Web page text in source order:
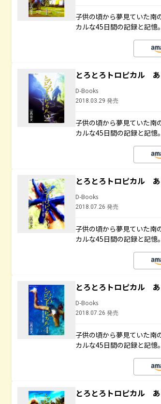
子供の頃から夢見ていた南
カルな45日間の記録と記憶。
とろとろトロピカル
D-Books
2018.03.29 発売
子供の頃から夢見ていた南
カルな45日間の記録と記憶。
とろとろトロピカル
D-Books
2018.07.26 発売
子供の頃から夢見ていた南
カルな45日間の記録と記憶。
とろとろトロピカル
D-Books
2018.07.26 発売
子供の頃から夢見ていた南
カルな45日間の記録と記憶。
とろとろトロピカル